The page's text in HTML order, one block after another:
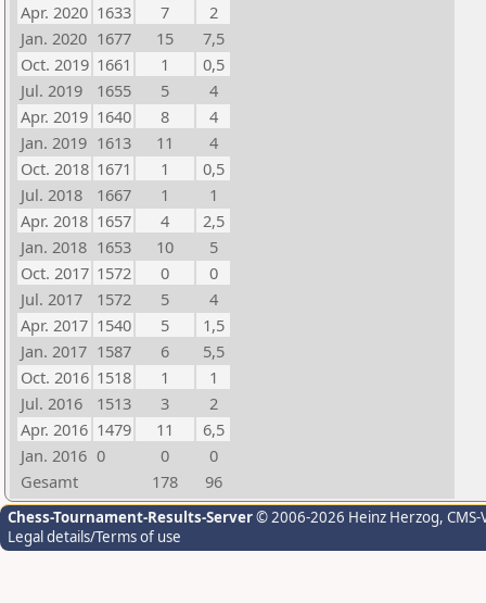
Apr. 2020 1633 7
2
Jan. 2020 1677 15
7,5
Oct. 2019 1661 1
0,5
Jul. 2019
1655 5
4
Apr. 2019 1640 8
4
Jan. 2019 1613 11
4
Oct. 2018 1671 1
0,5
Jul. 2018
1667 1
1
Apr. 2018 1657 4
2,5
Jan. 2018 1653 10
5
Oct. 2017 1572 0
0
Jul. 2017
1572 5
4
Apr. 2017 1540 5
1,5
Jan. 2017 1587 6
5,5
Oct. 2016 1518 1
1
Jul. 2016
1513 3
2
Apr. 2016 1479 11
6,5
Jan. 2016 0 0
0
Gesamt
178 96
Chess-Tournament-Results-Server© 2006-2026 Heinz Herzog,
Legal details/Terms of use